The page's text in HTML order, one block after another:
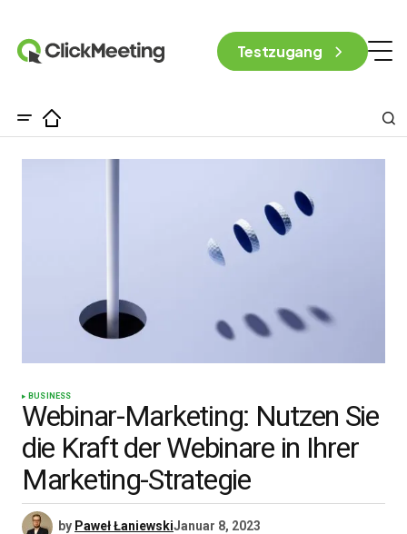
Testzugang
BUSINESS
Webinar-Marketing: Nutzen Sie
die Kraft der Webinare in Ihrer
Marketing-Strategie
by Paweł ŁaniewskiJanuar 8, 2023